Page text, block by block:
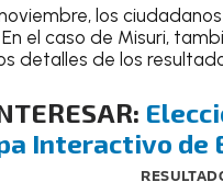
los
el caso de Misuri,
detalles de los
Interactivo de